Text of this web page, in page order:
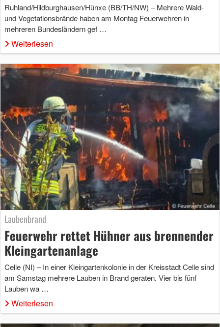
Ruhland/Hildburghausen/Hünxe (BB/TH/NW) – Mehrere Wald-
und Vegetationsbrände haben am Montag Feuerwehren in
mehreren Bundesländern gef …
Weiterlesen
Laubenbrand
Feuerwehr rettet Hühner aus brennender
Kleingartenanlage
Celle (NI) – In einer Kleingartenkolonie in der Kreisstadt Celle sind
am Samstag mehrere Lauben in Brand geraten. Vier bis fünf
Lauben wa …
Weiterlesen